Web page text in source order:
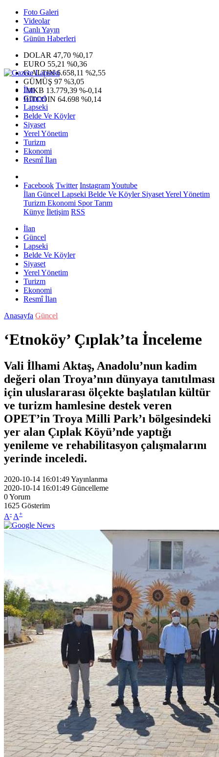
Foto Galeri
Videolar
Canlı Yayın
Günün Haberleri
DOLAR 47,70 %0,17
EURO 55,21 %0,36
G.ALTIN6.658,11 %2,55
GÜMÜŞ 97 %3,05
IMKB 13.779,39 %-0,14
BITCOIN 64.698 %0,14
İlan
Güncel
Lapseki
Belde Ve Köyler
Siyaset
Yerel Yönetim
Turizm
Ekonomi
Resmî İlan
Facebook Twitter InstagramYoutube
İlan Güncel Lapseki Belde Ve KöylerSiyasetYerel Yönetim
Turizm Ekonomi SporTarım
Künye İletişim RSS
İlan
Güncel
Lapseki
Belde Ve Köyler
Siyaset
Yerel Yönetim
Turizm
Ekonomi
Resmî İlan
Anasayfa Güncel
‘Etnoköy’ Çıplak’ta İnceleme
Vali İlhami Aktaş, Anadolu’nun kadim
değeri olan Troya’nın dünyaya tanıtılması
için uluslararası ölçekte başlatılan kültür
ve turizm hamlesine destek veren
OPET’in Troya Milli Park’ı bölgesindeki
yer alan Çıplak Köyü’nde yaptığı
yenileme ve rehabilitasyon çalışmalarını
yerinde inceledi.
2020-10-14 16:01:49Yayınlanma
2020-10-14 16:01:49 Güncelleme
0Yorum
1625 Gösterim
A- A+